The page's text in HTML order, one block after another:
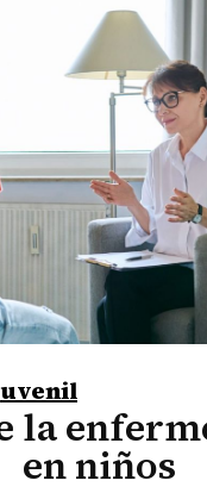
la
en niños